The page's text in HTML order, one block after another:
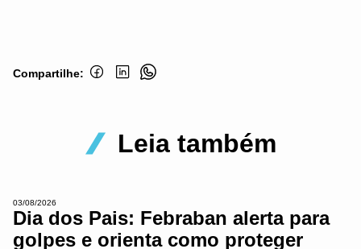
Compartilhe:
Leia também
03/08/2026
Dia dos Pais: Febraban alerta para
golpes e orienta como proteger